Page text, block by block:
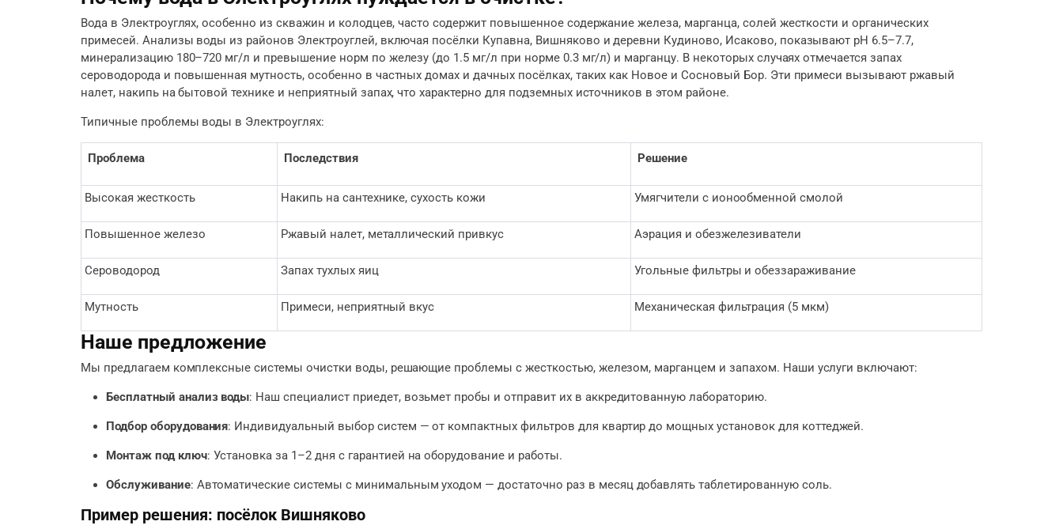
Вода в Электроуглях, особенно из скважин и колодцев, часто содержит повышенное содержание железа, марганца, солей жесткости и органических
примесей. Анализы воды из районов Электроуглей, включая посёлки Купавна, Вишняково и деревни Кудиново, Исаково, показывают pH 6.5–7.7,
минерализацию 180–720 мг/л и превышение норм по железу (до 1.5 мг/л при норме 0.3 мг/л) и марганцу. В некоторых случаях отмечается запах
сероводорода и повышенная мутность, особенно в частных домах и дачных посёлках, таких как Новое и Сосновый Бор. Эти примеси вызывают ржавый
налет, накипь на бытовой технике и неприятный запах, что характерно для подземных источников в этом районе.
Типичные проблемы воды в Электроуглях:
Проблема Последствия Решение
Высокая жесткость Накипь на сантехнике, сухость кожи Умягчители с ионообменной смолой
Повышенное железо Ржавый налет, металлический привкус Аэрация и обезжелезиватели
Сероводород Запах тухлых яиц Угольные фильтры и обеззараживание
Мутность Примеси, неприятный вкус Механическая фильтрация (5 мкм)
Наше предложение
Мы предлагаем комплексные системы очистки воды, решающие проблемы с жесткостью, железом, марганцем и запахом. Наши услуги включают:
Бесплатный анализ воды: Наш специалист приедет, возьмет пробы и отправит их в аккредитованную лабораторию.
Подбор оборудования: Индивидуальный выбор систем — от компактных фильтров для квартир до мощных установок для коттеджей.
Монтаж под ключ: Установка за 1–2 дня с гарантией на оборудование и работы.
Обслуживание: Автоматические системы с минимальным уходом — достаточно раз в месяц добавлять таблетированную соль.
Пример решения: посёлок Вишняково